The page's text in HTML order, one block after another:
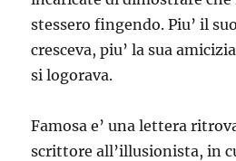
stessero fingendo. Piu’ il
cresceva, piu’ la sua
si logorava.
Famosa e’ una lettera
scrittore all’illusionista, in